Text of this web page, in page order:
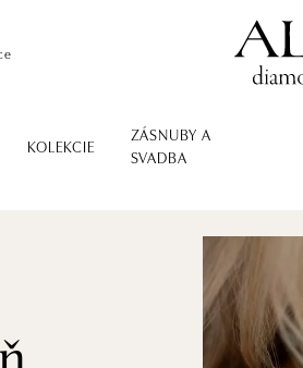
KOLEKCIE
ZÁSNUBY A
SVADBA